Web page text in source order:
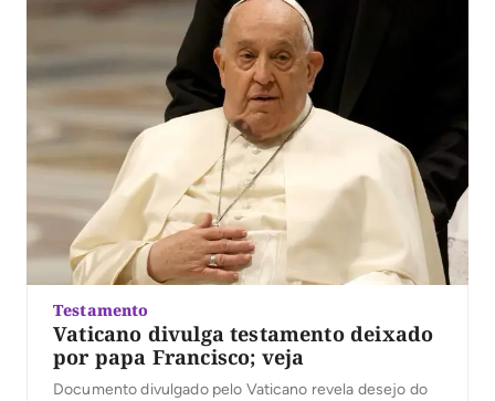
Testamento
Vaticano divulga testamento deixado
por papa Francisco; veja
Documento divulgado pelo Vaticano revela desejo do